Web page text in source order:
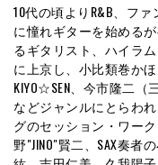
10代の頃よりR&B、フ
に憧れギターを始める
るギタリスト、ハイラ
に上京し、小比類巻か
KIYO☆SEN、今市隆二（三
などジャンルにとらわ
グのセッション・ワー
野"JINO"賢二、SAX奏